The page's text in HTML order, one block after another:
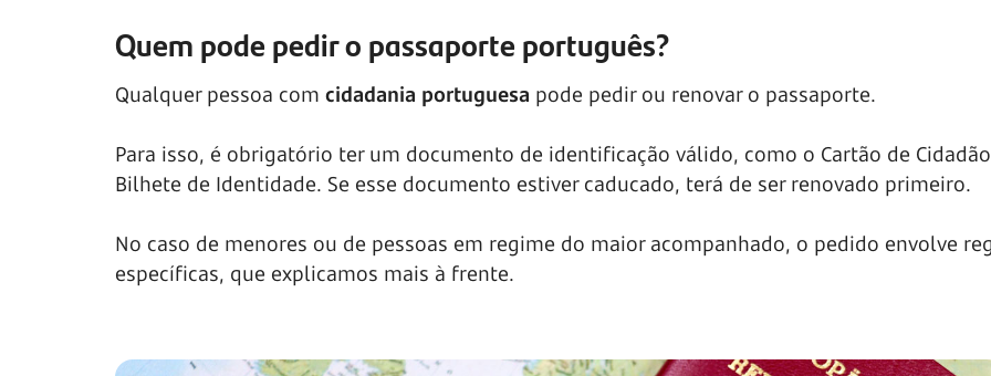
Quem pode pedir o passaporte português?
Qualquer pessoa com cidadania portuguesa pode pedir ou renovar o passaporte.
Para isso, é obrigatório ter um documento de identificação válido, como o Cartão de
Bilhete de Identidade. Se esse documento estiver caducado, terá de ser renovado primeiro.
No caso de menores ou de pessoas em regime do maior acompanhado, o pedido envolve
específicas, que explicamos mais à frente.